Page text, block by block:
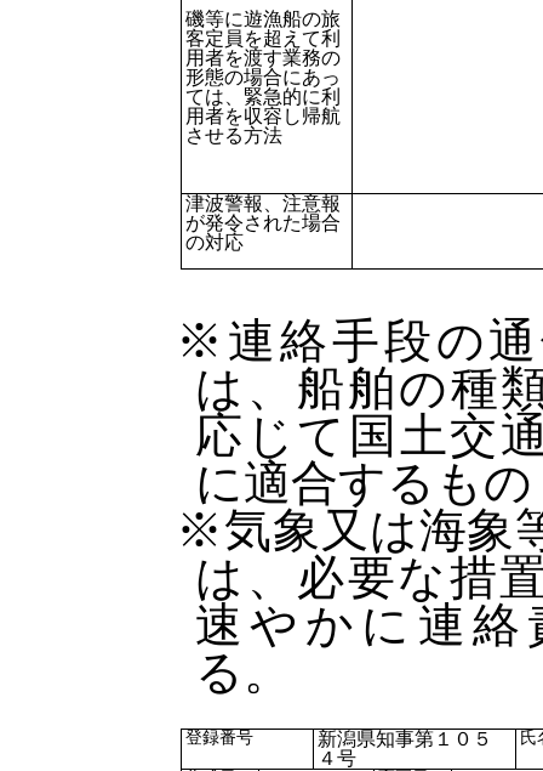
磯等に遊漁船の旅
客定員を超えて利
用者を渡す業務の
形態の場合にあっ
ては、緊急的に利
用者を収容し帰航
させる方法
津波警報、注意報
が発令された場合
の対応
※連絡手段の
は、船舶の種
応じて国土交
に適合するもの
※気象又は海象
は、必要な措
速やかに連絡
る。
登録番号
新潟県知事第１０５
４号
氏